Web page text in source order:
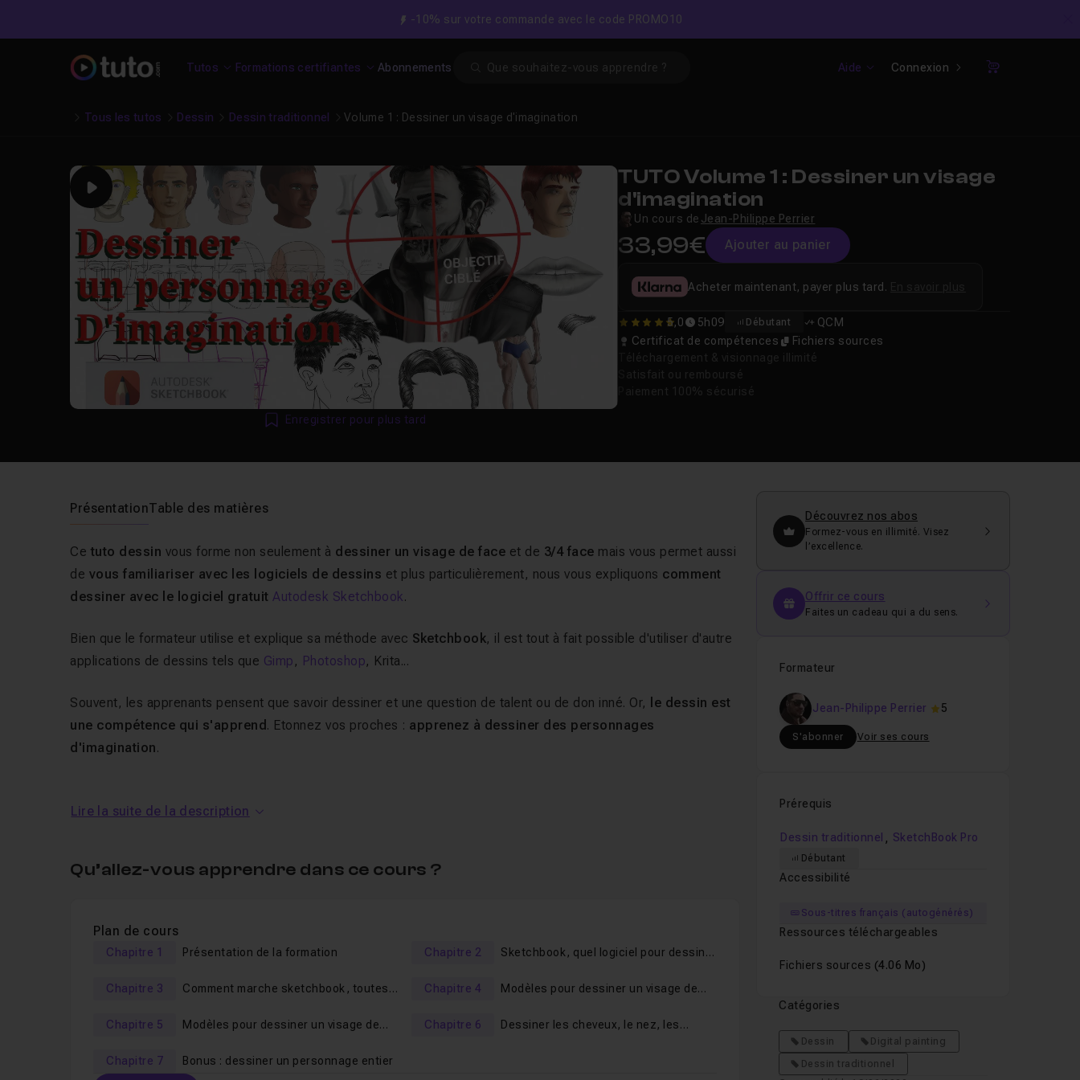
-10% sur votre commande avec le code PROMO10
Tutos Formations certifiantes Abonnements Aide Connexion
Panier
Tous les tutos Dessin Dessin traditionnel Volume 1 : Dessiner un visage d'imagination
Play
Enregistrer pour plus tard
TUTO Volume 1 : Dessiner un visage
d'imagination
Un cours de Jean-Philippe Perrier
33,99€ Ajouter au panier
5 5,0 5h09 Débutant
QCM
Certificat de compétences
Fichiers sources
Acheter maintenant, payer plus tard.
PrésentationTable des matières
Ce tuto dessin vous forme non seulement à dessiner un visage de face et de 3/4 face mais vous permet aussi
de vous familiariser avec les logiciels de dessins et plus particulièrement, nous vous expliquons comment
dessiner avec le logiciel gratuit Autodesk Sketchbook.
Bien que le formateur utilise et explique sa méthode avec Sketchbook, il est tout à fait possible d'utiliser d'autre
applications de dessins tels que Gimp , Photoshop, Krita...
Souvent, les apprenants pensent que savoir dessiner et une question de talent ou de don inné. Or,
le dessin est
une compétence qui s'apprend . Etonnez vos proches : apprenez à dessiner des personnages
d'imagination.
Dans ce tuto comment dessiner un visage d'imagination
Ce cours de dessin en ligne et en vidéo , vous montre, pas à pas, en prenant le temps nécessaire,
dessiner un portrait d'imagination
Facile d'accès ce tuto propose d'avancer pas à pas vers le dessin réaliste.
Dans ce premier volume, les modèles de bases classiques sont expliqués.
En prenant le temps d'écouter toutes les vidéos et surtout en s'armant de son stylet, vous allez bientôt être
capable decréer vos propres OC (Original Character).
Lire la suite de la description
Qu’allez-vous apprendre dans ce cours ?
Plan de cours
Chapitre 1 Présentation de la formation Chapitre 2
Sketchbook, quel logiciel pour dessiner
Chapitre 3
Comment marche sketchbook, toutes
Chapitre 4
Modèles pour dessiner un visage de
Chapitre 5
Modèles pour dessiner un visage de
Chapitre 6
Dessiner les cheveux, le nez, les
Chapitre 7
Bonus : dessiner un personnage entier
Découvrez nos abos
Formez-vous en illimité. Visez
l’excellence.
Offrir ce cours
Faites un cadeau qui a du sens.
Formateur
Jean-Philippe Perrier 5
S'abonner Voir ses cours
Prérequis
Dessin traditionnel , SketchBook Pro
Débutant
Accessibilité
Sous-titres français (autogénérés)
Ressources téléchargeables
Fichiers sources (4.06 Mo)
Catégories
Dessin
Digital painting
Dessin traditionnel